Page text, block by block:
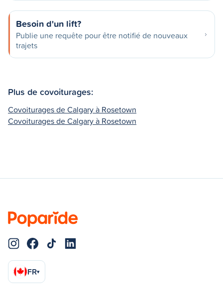
Besoin d'un lift?
Publie une requête pour être notifié de nouveaux
trajets
Plus de covoiturages:
Covoiturages de Calgary à Rosetown
Covoiturages de Calgary à Rosetown
FR▾